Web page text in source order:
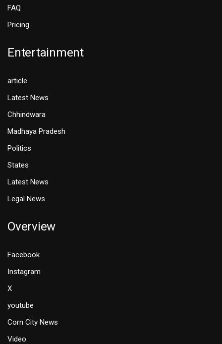
FAQ
Pricing
Entertainment
article
Latest News
Chhindwara
Madhaya Pradesh
Politics
States
Latest News
Legal News
Overview
Facebook
Instagram
X
youtube
Corn City News
Video